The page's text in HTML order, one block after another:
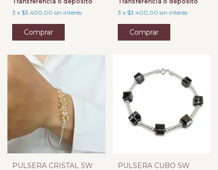
3 x $3.400,00 sin interés
3 x $3.400,00 sin interés
PULSERA CRISTAL SW
PULSERA CUBO SW